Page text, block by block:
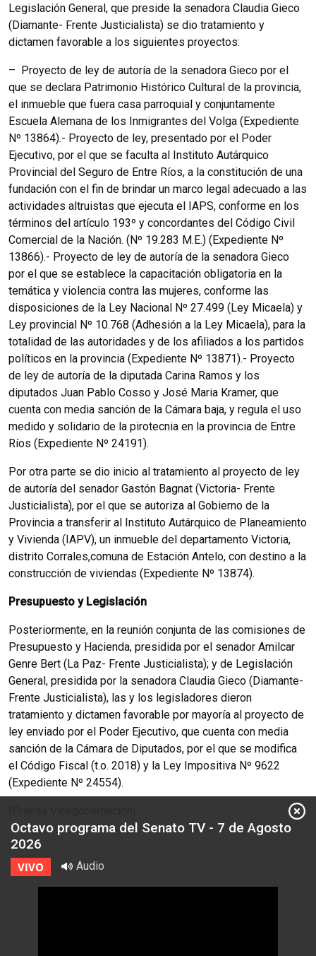
Legislación General, que preside la senadora Claudia Gieco
(Diamante- Frente Justicialista) se dio tratamiento y
dictamen favorable a los siguientes proyectos:
– Proyecto de ley de autoría de la senadora Gieco por el
que se declara Patrimonio Histórico Cultural de la provincia,
el inmueble que fuera casa parroquial y conjuntamente
Escuela Alemana de los Inmigrantes del Volga (Expediente
Nº 13864).- Proyecto de ley, presentado por el Poder
Ejecutivo, por el que se faculta al Instituto Autárquico
Provincial del Seguro de Entre Ríos, a la constitución de una
fundación con el fin de brindar un marco legal adecuado a las
actividades altruistas que ejecuta el IAPS, conforme en los
términos del artículo 193º y concordantes del Código Civil
Comercial de la Nación. (Nº 19.283 M.E.) (Expediente Nº
13866).- Proyecto de ley de autoría de la senadora Gieco
por el que se establece la capacitación obligatoria en la
temática y violencia contra las mujeres, conforme las
disposiciones de la Ley Nacional Nº 27.499 (Ley Micaela) y
Ley provincial Nº 10.768 (Adhesión a la Ley Micaela), para la
totalidad de las autoridades y de los afiliados a los partidos
políticos en la provincia (Expediente Nº 13871).- Proyecto
de ley de autoría de la diputada Carina Ramos y los
diputados Juan Pablo Cosso y José Maria Kramer, que
cuenta con media sanción de la Cámara baja, y regula el uso
medido y solidario de la pirotecnia en la provincia de Entre
Ríos (Expediente Nº 24191).
Por otra parte se dio inicio al tratamiento al proyecto de ley
de autoría del senador Gastón Bagnat (Victoria- Frente
Justicialista), por el que se autoriza al Gobierno de la
Provincia a transferir al Instituto Autárquico de Planeamiento
y Vivienda (IAPV), un inmueble del departamento Victoria,
distrito Corrales,comuna de Estación Antelo, con destino a la
construcción de viviendas (Expediente Nº 13874).
Presupuesto y Legislación
Posteriormente, en la reunión conjunta de las comisiones de
Presupuesto y Hacienda, presidida por el senador Amilcar
Genre Bert (La Paz- Frente Justicialista); y de Legislación
General, presidida por la senadora Claudia Gieco (Diamante-
Frente Justicialista), las y los legisladores dieron
tratamiento y dictamen favorable por mayoría al proyecto de
ley enviado por el Poder Ejecutivo, que cuenta con media
sanción de la Cámara de Diputados, por el que se modifica
el Código Fiscal (t.o. 2018) y la Ley Impositiva Nº 9622
(Expediente Nº 24554).
Octavo programa del Senato TV - 7 de Agosto
2026
VIVO Audio